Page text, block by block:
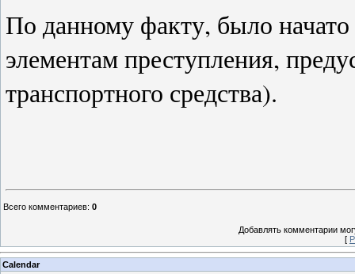
По данному факту, было
элементам преступления,
транспортного средства).
Всего комментариев: 0
Добавлять комментарии
[
Calendar